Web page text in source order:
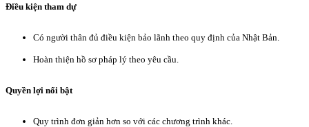
Điều kiện tham dự
Có người thân đủ điều kiện bảo lãnh theo quy định của Nhật Bản.
Hoàn thiện hồ sơ pháp lý theo yêu cầu.
Quyền lợi nổi bật
Quy trình đơn giản hơn so với các chương trình khác.